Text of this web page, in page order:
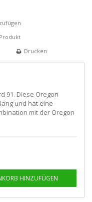
Drucken
91. Diese Oregon
und hat eine
mit der Oregon
HINZUFÜGEN